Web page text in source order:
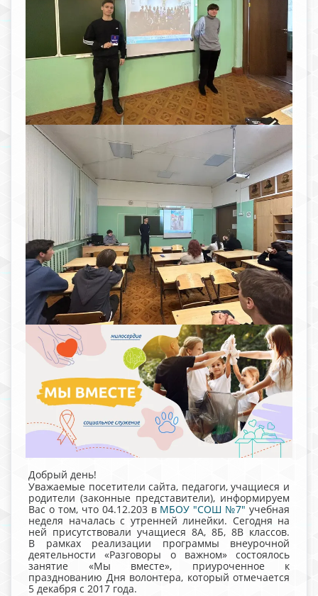
Добрый день!
Уважаемые посетители сайта, педагоги, учащиеся и
родители (законные представители), информируем
Вас о том, что 04.12.203 в МБОУ "СОШ №7" учебная
неделя началась с утренней линейки. Сегодня на
ней присутствовали учащиеся 8А, 8Б, 8В классов.
В рамках реализации программы внеурочной
деятельности «Разговоры о важном» состоялось
занятие «Мы вместе», приуроченное к
празднованию Дня волонтера, который отмечается
5 декабря с 2017 года.